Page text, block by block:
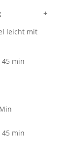
+
leicht mit
min
min